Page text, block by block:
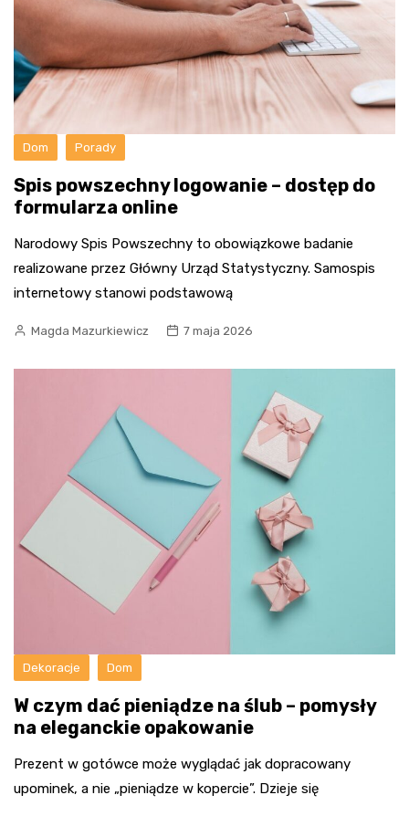
Dom Porady
Spis powszechny logowanie – dostęp do
formularza online
Narodowy Spis Powszechny to obowiązkowe badanie
realizowane przez Główny Urząd Statystyczny. Samospis
internetowy stanowi podstawową
Magda Mazurkiewicz 7 maja 2026
Dekoracje Dom
W czym dać pieniądze na ślub – pomysły
na eleganckie opakowanie
Prezent w gotówce może wyglądać jak dopracowany
upominek, a nie „pieniądze w kopercie”. Dzieje się